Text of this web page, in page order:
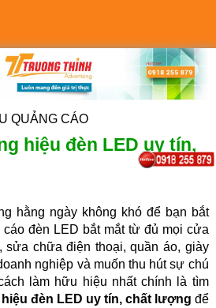
QUẢNG CÁO
hiệu đèn LED uy tín,
hằng ngày không khó để bạn bắt
đèn LED bắt mắt từ đủ mọi cửa
sửa chữa điện thoại, quần áo, giày
nghiệp và muốn thu hút sự chú
làm hữu hiệu nhất chính là tìm
đèn LED uy tín, chất lượng để